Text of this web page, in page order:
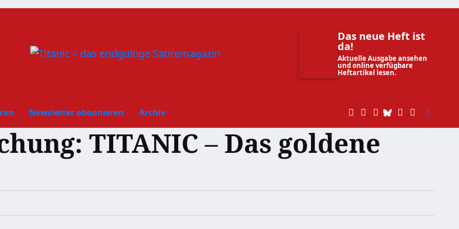
Das neue Heft ist
da!
Aktuelle Ausgabe ansehen
und online verfügbare
Heftartikel lesen.
Newsletter abonnieren Archiv
TITANIC – Das goldene